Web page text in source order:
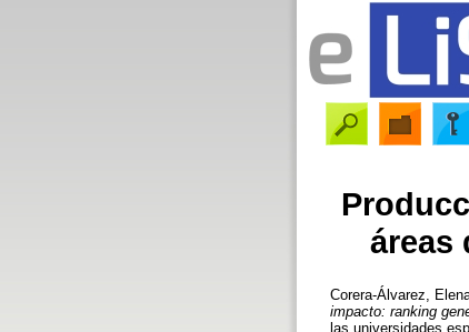
áreas
Corera-Álvarez,
impacto: ranking
las universidades